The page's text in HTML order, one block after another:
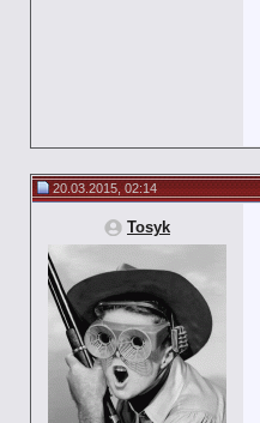
20.03.2015, 02:14
Tosyk